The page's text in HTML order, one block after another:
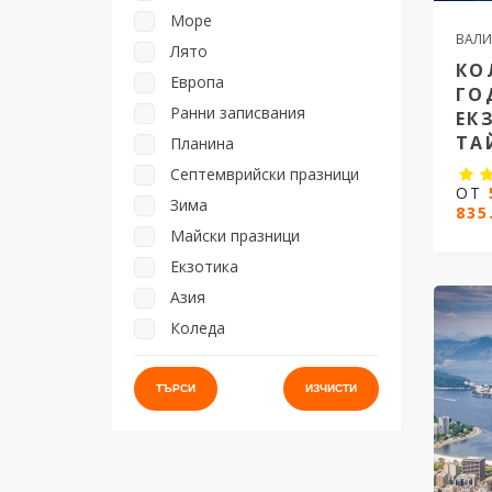
Море
Лято
Европа
Ранни записвания
Планина
Септемврийски празници
Зима
Майски празници
Екзотика
Азия
Коледа
дати
ОТ